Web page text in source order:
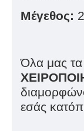
Μέγεθος:
Όλα μας τα
εσάς